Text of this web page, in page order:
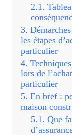
les étapes
particulier
lors de
particulier
En bref :
maison
Que